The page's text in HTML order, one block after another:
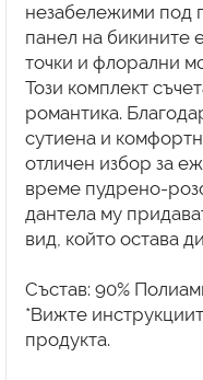
незабележими под
панел на бикините
точки и флорални
Този комплект
романтика.
сутиена и
отличен избор за
време пудрено-
дантела му
вид, който остава
Състав: 90%
*Вижте
продукта.